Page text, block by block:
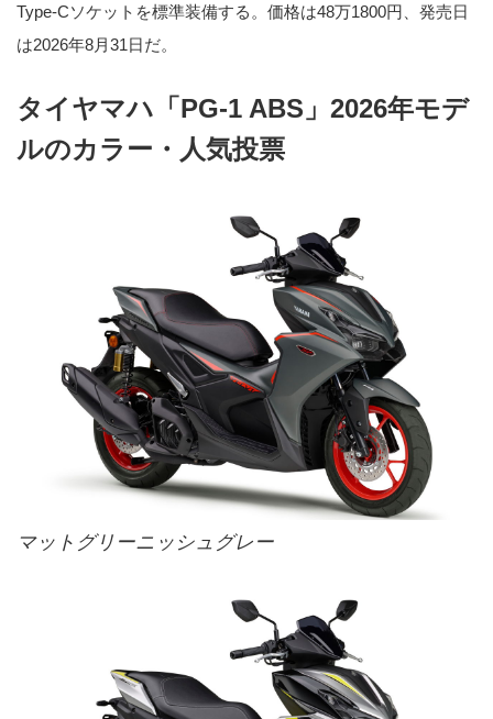
Type-Cソケットを標準装備する。価格は48万1800円、発売日
は2026年8月31日だ。
タイヤマハ「PG-1 ABS」2026年モデ
ルのカラー・人気投票
マットグリーニッシュグレー